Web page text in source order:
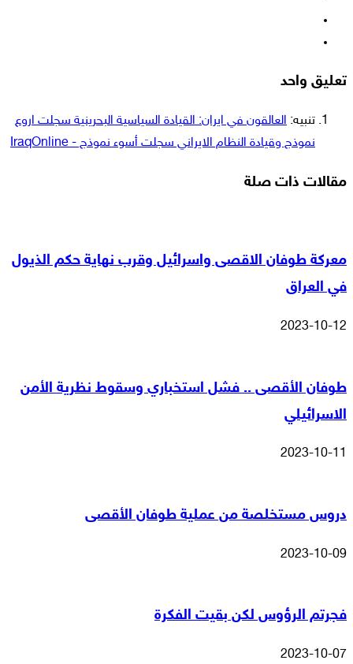
تعليق واحد
تنبيه: العالقون في ايران: القيادة السياسية البحرينية سجلت اروع
نموذج وقيادة النظام الايراني سجلت أسوء نموذج - IraqOnline
مقالات ذات صلة
معركة طوفان الاقصى واسرائيل وقرب نهاية حكم الذيول
في العراق
2023-10-12
طوفان الأقصى .. فشل استخباري وسقوط نظرية الأمن
الاسرائيلي
2023-10-11
دروس مستخلصة من عملية طوفان الأقصى
2023-10-09
فجرتم الرؤوس لكن بقيت الفكرة
2023-10-07